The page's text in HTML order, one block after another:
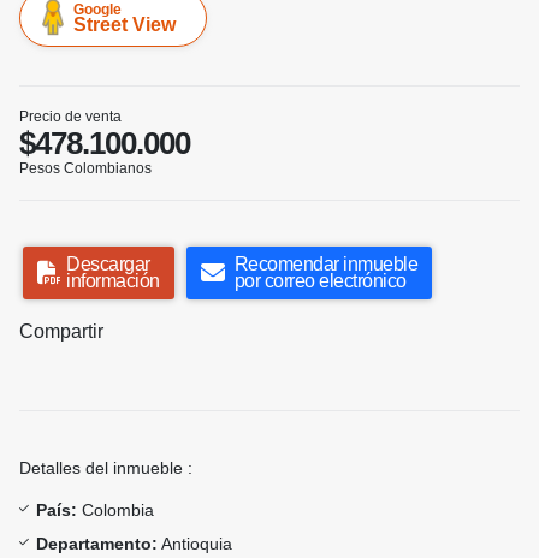
Google
Street View
Precio de venta
$478.100.000
Pesos Colombianos
Descargar
información
Recomendar inmueble
por correo electrónico
Compartir
Detalles del inmueble :
País: Colombia
Departamento: Antioquia